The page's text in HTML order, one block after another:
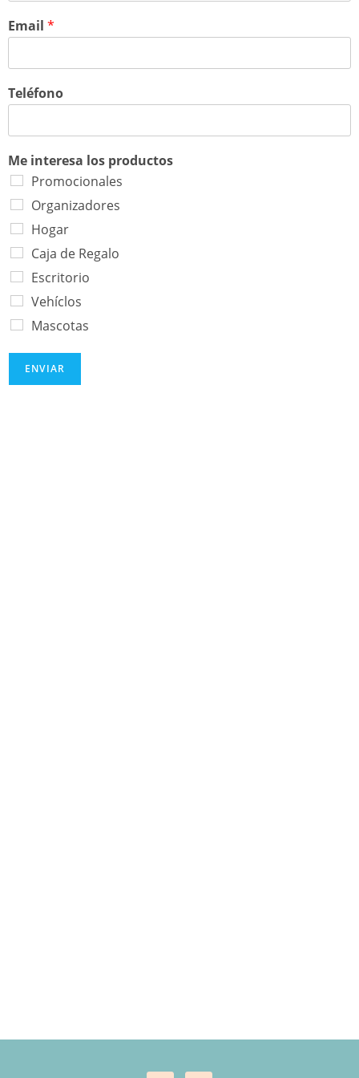
Email *
Teléfono
Me interesa los productos
Promocionales
Organizadores
Hogar
Caja de Regalo
Escritorio
Vehíclos
Mascotas
ENVIAR